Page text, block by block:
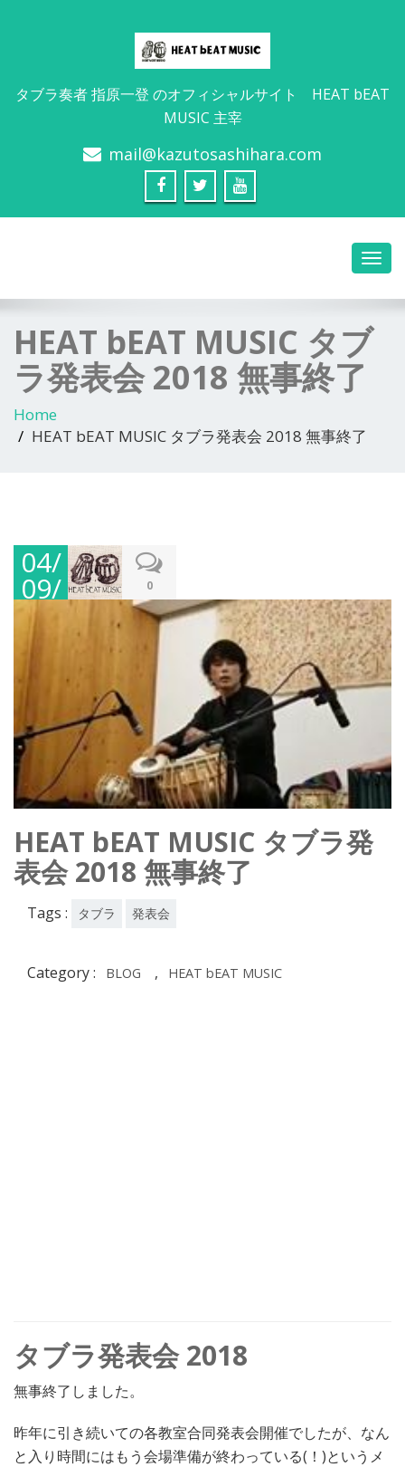
タブラ奏者 指原一登 のオフィシャルサイト HEAT bEAT
MUSIC 主宰
mail@kazutosashihara.com
HEAT bEAT MUSIC タブ
ラ発表会 2018 無事終了
Home
HEAT bEAT MUSIC タブラ発表会 2018 無事終了
04/
09/
201
8
0
HEAT bEAT MUSIC タブラ発
表会 2018 無事終了
Tags : タブラ 発表会
Category : BLOG , HEAT bEAT MUSIC
タブラ発表会 2018
無事終了しました。
昨年に引き続いての各教室合同発表会開催でしたが、なん
と入り時間にはもう会場準備が終わっている(！)というメ